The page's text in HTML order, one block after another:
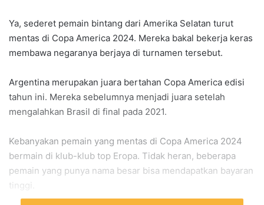
Ya, sederet pemain bintang dari Amerika Selatan turut
mentas di Copa America 2024. Mereka bakal bekerja keras
membawa negaranya berjaya di turnamen tersebut.
Argentina merupakan juara bertahan Copa America edisi
tahun ini. Mereka sebelumnya menjadi juara setelah
mengalahkan Brasil di final pada 2021.
Kebanyakan pemain yang mentas di Copa America 2024
bermain di klub-klub top Eropa. Tidak heran, beberapa
pemain yang punya nama besar bisa mendapatkan bayaran
tinggi.